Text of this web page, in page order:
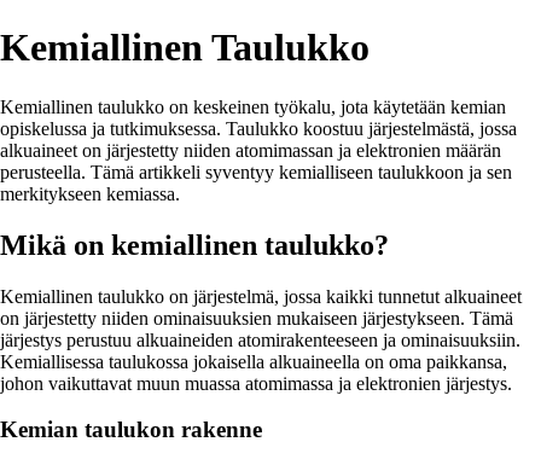
Kemiallinen Taulukko
Kemiallinen taulukko on keskeinen työkalu, jota käytetään kemian
opiskelussa ja tutkimuksessa. Taulukko koostuu järjestelmästä, jossa
alkuaineet on järjestetty niiden atomimassan ja elektronien määrän
perusteella. Tämä artikkeli syventyy kemialliseen taulukkoon ja sen
merkitykseen kemiassa.
Mikä on kemiallinen taulukko?
Kemiallinen taulukko on järjestelmä, jossa kaikki tunnetut alkuaineet
on järjestetty niiden ominaisuuksien mukaiseen järjestykseen. Tämä
järjestys perustuu alkuaineiden atomirakenteeseen ja ominaisuuksiin.
Kemiallisessa taulukossa jokaisella alkuaineella on oma paikkansa,
johon vaikuttavat muun muassa atomimassa ja elektronien järjestys.
Kemian taulukon rakenne